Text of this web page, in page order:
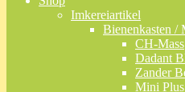
Imkereiartikel
Bienenkasten /
CH-Mass
Dadant
Zander
Mini Plus